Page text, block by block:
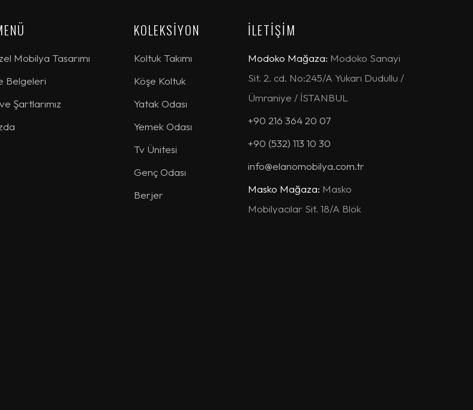
Mobilya Tasarımı
Belgeleri
Şartlarımız
KOLEKSİYON
Koltuk Takımı
Köşe Koltuk
Yatak Odası
Yemek Odası
Tv Ünitesi
Genç Odası
Berjer
İLETİŞİM
Modoko Mağaza: Modoko Sanayi
Sit. 2. cd. No:245/A Yukarı Dudullu /
Ümraniye / İSTANBUL
+90 216 364 20 07
+90 (532) 113 10 30
info@elanomobilya.com.tr
Masko Mağaza: Masko
Mobilyacılar Sit. 18/A Blok